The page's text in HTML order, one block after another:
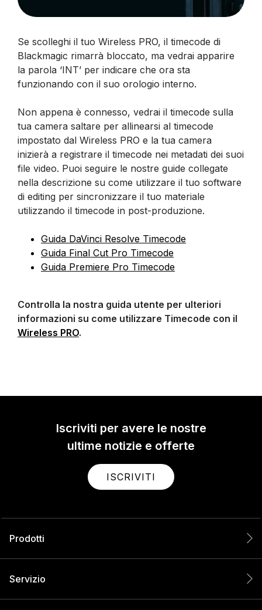
Se scolleghi il tuo Wireless PRO, il timecode di
Blackmagic rimarrà bloccato, ma vedrai apparire
la parola ‘INT’ per indicare che ora sta
funzionando con il suo orologio interno.
Non appena è connesso, vedrai il timecode sulla
tua camera saltare per allinearsi al timecode
impostato dal Wireless PRO e la tua camera
inizierà a registrare il timecode nei metadati dei suoi
file video. Puoi seguire le nostre guide collegate
nella descrizione su come utilizzare il tuo software
di editing per sincronizzare il tuo materiale
utilizzando il timecode in post-produzione.
Guida DaVinci Resolve Timecode
Guida Final Cut Pro Timecode
Guida Premiere Pro Timecode
Controlla la nostra guida utente per ulteriori
informazioni su come utilizzare Timecode con il
Wireless PRO.
Iscriviti per avere le nostre
ultime notizie e offerte
ISCRIVITI
Prodotti
Servizio